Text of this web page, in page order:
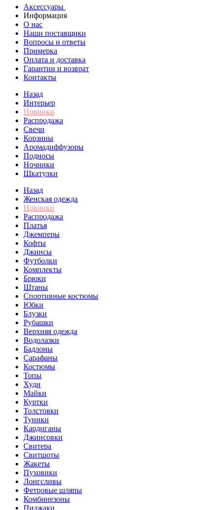
Аксессуары
Информация
О нас
Наши поставщики
Вопросы и ответы
Примерка
Оплата и доставка
Гарантии и возврат
Контакты
Назад
Интерьер
Новинки
Распродажа
Свечи
Корзины
Аромадиффузоры
Подносы
Ночники
Шкатулки
Назад
Женская одежда
Новинки
Распродажа
Платья
Джемперы
Кофты
Джинсы
Футболки
Комплекты
Брюки
Штаны
Спортивные костюмы
Юбки
Блузки
Рубашки
Верхняя одежда
Водолазки
Бадлоны
Сарафаны
Костюмы
Топы
Худи
Майки
Куртки
Толстовки
Туники
Кардиганы
Джинсовки
Свитера
Свитшоты
Жакеты
Пуховики
Лонгсливы
Фетровые шляпы
Комбинезоны
Пиджаки